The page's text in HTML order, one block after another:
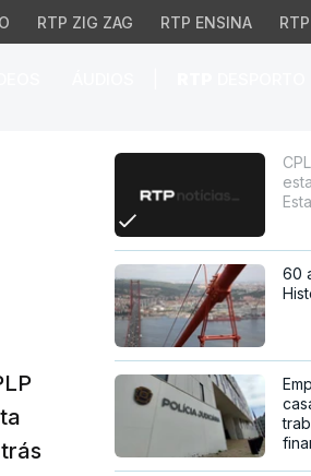
RTP ZIG ZAG RTP ENSINA
devido ao
60